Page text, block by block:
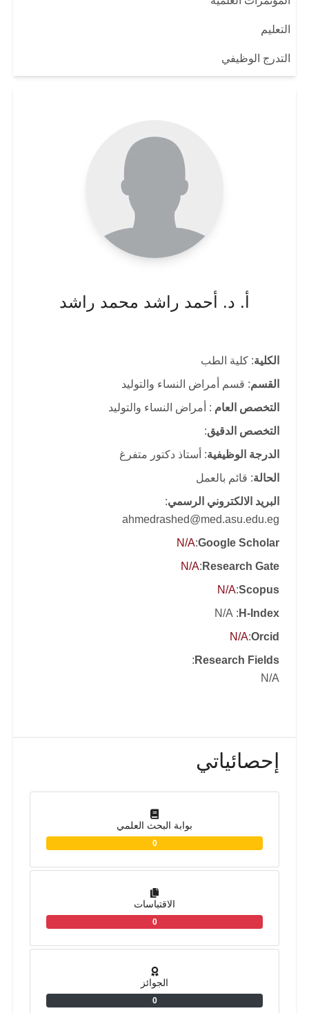
التعليم
التدرج الوظيفي
أ. د. أحمد راشد محمد راشد
الكلية: كلية الطب
القسم: قسم أمراض النساء والتوليد
التخصص العام : أمراض النساء والتوليد
التخصص الدقيق:
الدرجة الوظيفية: أستاذ دكتور متفرغ
الحالة: قائم بالعمل
البريد الالكتروني الرسمي:
ahmedrashed@med.asu.edu.eg
Google Scholar
:
N/A
Research Gate
:
N/A
Scopus
:
N/A
H-Index
: N/A
Orcid
:
N/A
Research Fields
:
N/A
إحصائياتي
بوابة البحث العلمي
0
الاقتباسات
0
الجوائز
0